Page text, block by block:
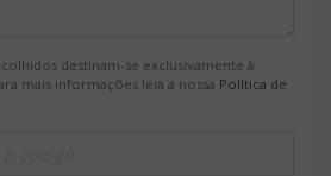
destinam-se exclusivamente à
mais informações leia a nossa Política de